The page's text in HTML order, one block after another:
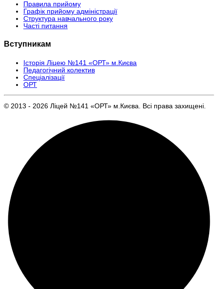
Правила прийому
Графік прийому адміністрації
Структура навчального року
Часті питання
Вступникам
Історія Ліцею №141 «ОРТ» м.Києва
Педагогічний колектив
Спеціалізації
ОРТ
© 2013 - 2026 Ліцей №141 «ОРТ» м.Києва. Всі права захищені.